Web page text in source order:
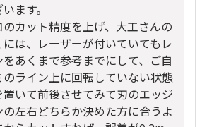
ます。
カット精度を上げ、大工さんの
は、レーザーが付いていてもレ
あくまで参考までにして、ご自
ライン上に回転していない状態
いて前後させてみて刃のエッジ
左右どちらか決めた方に合うよ